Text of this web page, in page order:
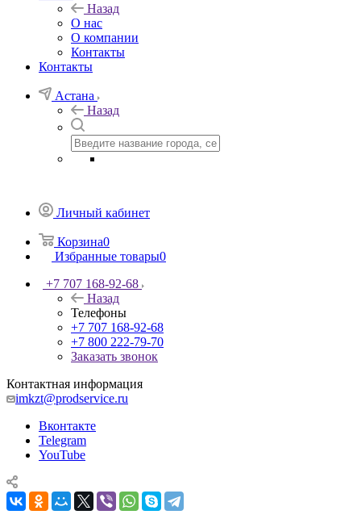
Назад
О нас
О компании
Контакты
Контакты
Астана
Назад
Личный кабинет
Корзина0
Избранные товары0
+7 707 168-92-68
Назад
Телефоны
+7 707 168-92-68
+7 800 222-79-70
Заказать звонок
Контактная информация
imkzt@prodservice.ru
Вконтакте
Telegram
YouTube